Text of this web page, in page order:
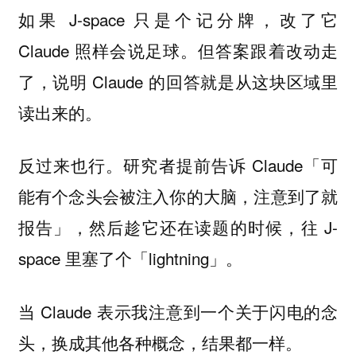
如果 J-space 只是个记分牌，改了它
Claude 照样会说足球。但答案跟着改动走
了，说明 Claude 的回答就是从这块区域里
读出来的。
反过来也行。研究者提前告诉 Claude「可
能有个念头会被注入你的大脑，注意到了就
报告」，然后趁它还在读题的时候，往 J-
space 里塞了个「lightning」。
当 Claude 表示我注意到一个关于闪电的念
头，换成其他各种概念，结果都一样。